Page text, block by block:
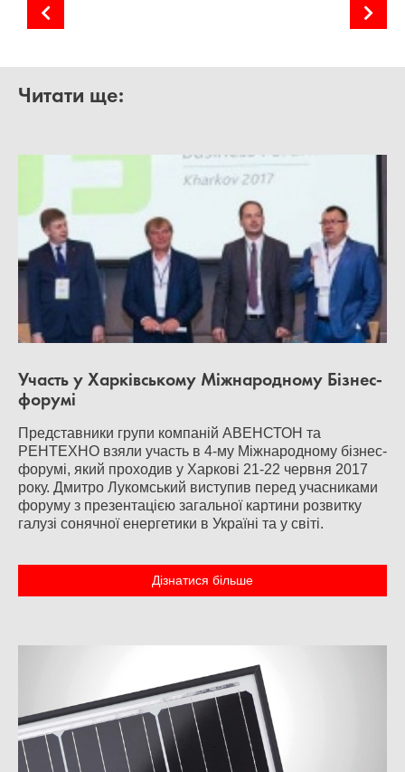
Читати ще:
Участь у Харківському Міжнародному Бізнес-
форумі
Представники групи компаній АВЕНСТОН та
РЕНТЕХНО взяли участь в 4-му Міжнародному бізнес-
форумі, який проходив у Харкові 21-22 червня 2017
року. Дмитро Лукомський виступив перед учасниками
форуму з презентацією загальної картини розвитку
галузі сонячної енергетики в Україні та у світі.
Дізнатися більше